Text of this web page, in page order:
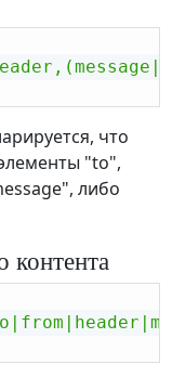
что
"to",
либо
контента